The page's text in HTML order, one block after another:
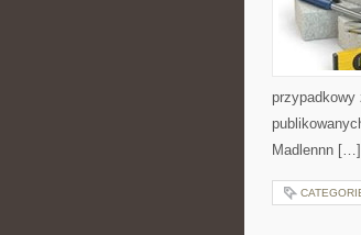
przypadkowy
Madlennn […]